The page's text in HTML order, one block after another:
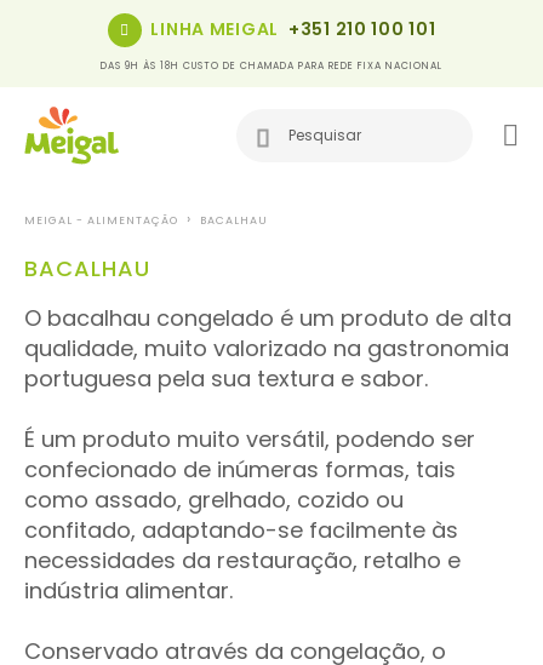
LINHA MEIGAL +351 210 100 101
DAS 9H ÀS 18H CUSTO DE CHAMADA PARA REDE FIXA NACIONAL
MEIGAL - ALIMENTAÇÃO BACALHAU
BACALHAU
O bacalhau congelado é um produto de alta
qualidade, muito valorizado na gastronomia
portuguesa pela sua textura e sabor.
É um produto muito versátil, podendo ser
confecionado de inúmeras formas, tais
como assado, grelhado, cozido ou
confitado, adaptando-se facilmente às
necessidades da restauração, retalho e
indústria alimentar.
Conservado através da congelação, o